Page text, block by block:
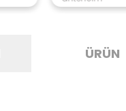
ÜRÜN